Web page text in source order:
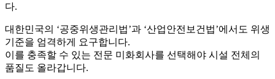
다.
대한민국의 ‘공중위생관리법’과 ‘산업안전보건법’에서도 위생
기준을 엄격하게 요구합니다.
이를 충족할 수 있는 전문 미화회사를 선택해야 시설 전체의
품질도 올라갑니다.